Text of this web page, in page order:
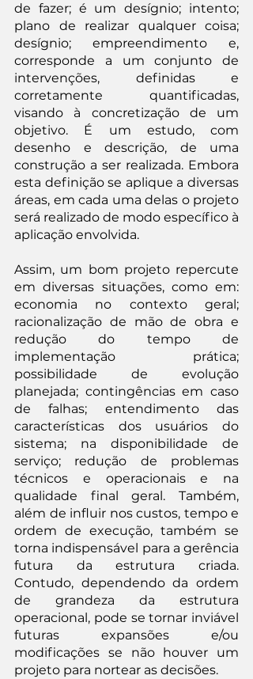
de fazer; é um desígnio; intento;
plano de realizar qualquer coisa;
desígnio; empreendimento e,
corresponde a um conjunto de
intervenções, definidas e
corretamente quantificadas,
visando à concretização de um
objetivo. É um estudo, com
desenho e descrição, de uma
construção a ser realizada. Embora
esta definição se aplique a diversas
áreas, em cada uma delas o projeto
será realizado de modo específico à
aplicação envolvida.
Assim, um bom projeto repercute
em diversas situações, como em:
economia no contexto geral;
racionalização de mão de obra e
redução do tempo de
implementação prática;
possibilidade de evolução
planejada; contingências em caso
de falhas; entendimento das
características dos usuários do
sistema; na disponibilidade de
serviço; redução de problemas
técnicos e operacionais e na
qualidade final geral. Também,
além de influir nos custos, tempo e
ordem de execução, também se
torna indispensável para a gerência
futura da estrutura criada.
Contudo, dependendo da ordem
de grandeza da estrutura
operacional, pode se tornar inviável
futuras expansões e/ou
modificações se não houver um
projeto para nortear as decisões.